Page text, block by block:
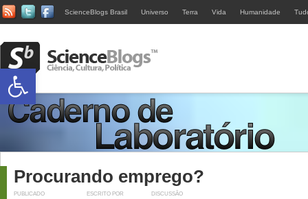
ScienceBlogs Brasil Universo Terra Vida Humanidade
Procurando emprego?
PUBLICADO ESCRITO POR DISCUSSÃO
Abrir a barra de ferramentas